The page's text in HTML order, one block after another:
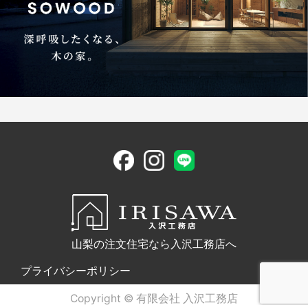
山梨の注文住宅なら入沢工務店へ
プライバシーポリシー
Copyright © 有限会社 入沢工務店